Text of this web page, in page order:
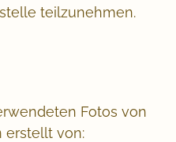
teilzunehmen.
Fotos von
erstellt von: